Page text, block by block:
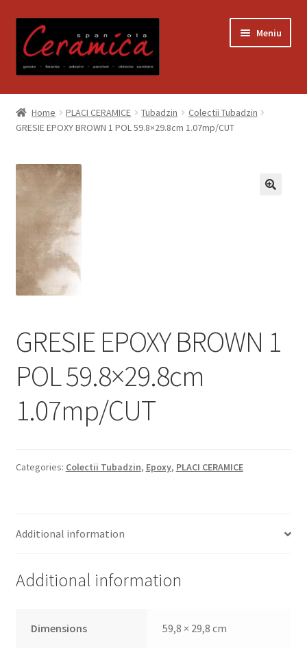
la
navigare
la
conținut
Meniu
Prima pagină
Blog
Contact
Contul meu
Despre noi
Plata si Livrare
Politică de confidențialitate
Politica de cookie
Plată
Home PLACI CERAMICE Tubadzin
Colectii Tubadzin
GRESIE EPOXY BROWN 1 POL 59.8×29.8cm 1.07mp/CUT
GRESIE EPOXY BROWN 1
POL 59.8×29.8cm
1.07mp/CUT
Categories: Colectii Tubadzin, Epoxy, PLACI CERAMICE
Additional information
Additional information
Dimensions 59,8 × 29,8 cm